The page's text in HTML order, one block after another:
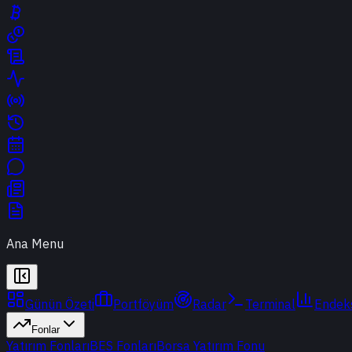
Ana Menu
Günün Özeti Portföyüm Radar Terminal
Fonlar
Yatırım FonlarıBES FonlarıBorsa Yatırım Fonu